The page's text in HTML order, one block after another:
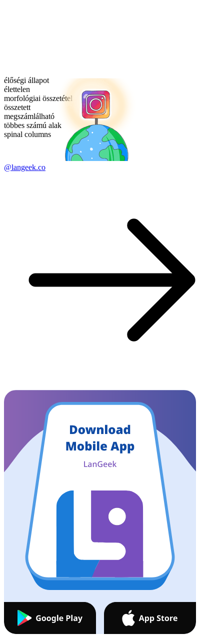
élőségi állapot
élettelen
morfológiai összetétel
összetett
megszámlálható
többes számú alak
spinal columns
@langeek.co